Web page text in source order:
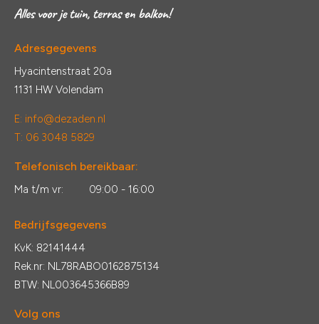
Adresgegevens
Hyacintenstraat 20a
1131 HW Volendam
E: info@dezaden.nl
T: 06 3048 5829
Telefonisch bereikbaar:
Ma t/m vr: 09:00 - 16:00
Bedrijfsgegevens
KvK: 82141444
Rek.nr: NL78RABO0162875134
BTW: NL003645366B89
Volg ons